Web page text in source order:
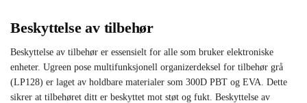
Beskyttelse av tilbehør
Beskyttelse av tilbehør er essensielt for alle som bruker elektroniske
enheter. Ugreen pose multifunksjonell organizerdeksel for tilbehør grå
(LP128) er laget av holdbare materialer som 300D PBT og EVA. Dette
sikrer at tilbehøret ditt er beskyttet mot støt og fukt. Beskyttelse av